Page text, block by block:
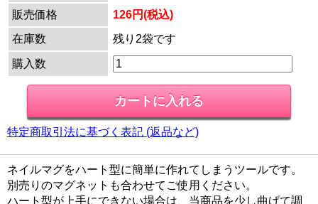
販売価格
126円(税込)
在庫数
残り2袋です
購入数
特定商取引法に基づく表記 (返品など)
ネイルマグをハート型に簡単に作れてしまうツールです。
別売りのマグネットも合わせてご使用ください。
ハート型が上手にできない場合は、当商品を少し曲げて調